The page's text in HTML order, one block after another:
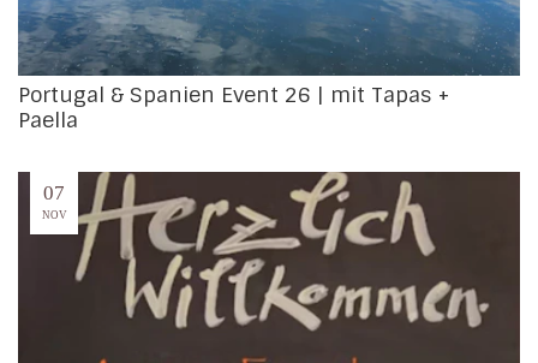
Portugal & Spanien Event 26 | mit Tapas +
Paella
07
NOV